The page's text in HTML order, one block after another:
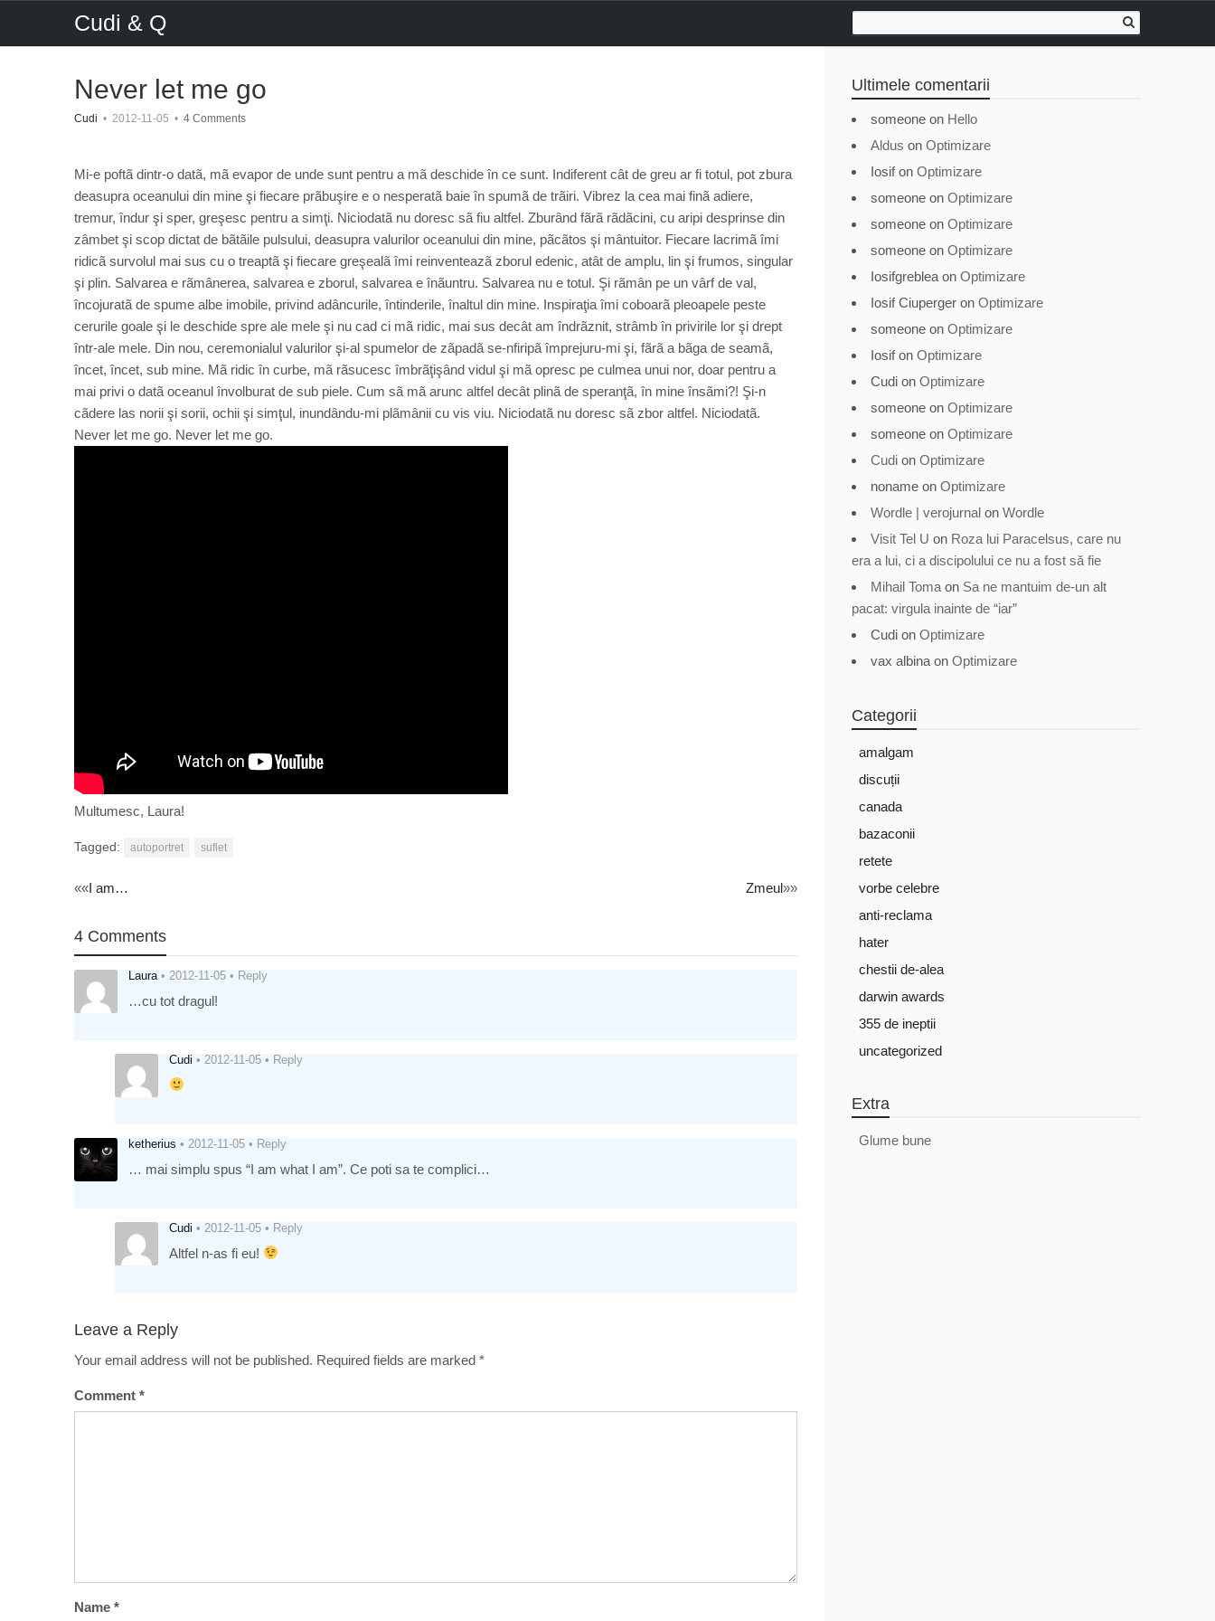
Cudi & Q
Never let me go
Cudi • 2012-11-05 • 4 Comments
Mi-e poftã dintr-o datã, mã evapor de unde sunt pentru a mã deschide în ce sunt. Indiferent cât de greu ar fi totul, pot zbura
deasupra oceanului din mine şi fiecare prãbuşire e o nesperatã baie în spumã de trãiri. Vibrez la cea mai finã adiere,
tremur, îndur şi sper, greşesc pentru a simţi. Niciodatã nu doresc sã fiu altfel. Zburând fãrã rãdãcini, cu aripi desprinse din
zâmbet şi scop dictat de bãtãile pulsului, deasupra valurilor oceanului din mine, pãcãtos şi mântuitor. Fiecare lacrimã îmi
ridicã survolul mai sus cu o treaptã şi fiecare greşealã îmi reinventeazã zborul edenic, atât de amplu, lin şi frumos, singular
şi plin. Salvarea e rãmânerea, salvarea e zborul, salvarea e înãuntru. Salvarea nu e totul. Şi rãmân pe un vârf de val,
încojuratã de spume albe imobile, privind adâncurile, întinderile, înaltul din mine. Inspiraţia îmi coboarã pleoapele peste
cerurile goale şi le deschide spre ale mele şi nu cad ci mã ridic, mai sus decât am îndrãznit, strâmb în privirile lor şi drept
într-ale mele. Din nou, ceremonialul valurilor şi-al spumelor de zãpadã se-nfiripã împrejuru-mi şi, fãrã a bãga de seamã,
încet, încet, sub mine. Mã ridic în curbe, mã rãsucesc îmbrãţişând vidul şi mã opresc pe culmea unui nor, doar pentru a
mai privi o datã oceanul învolburat de sub piele. Cum sã mã arunc altfel decât plinã de speranţã, în mine însãmi?! Şi-n
cãdere las norii şi sorii, ochii şi simţul, inundându-mi plãmânii cu vis viu. Niciodatã nu doresc sã zbor altfel. Niciodatã.
Never let me go. Never let me go.
Multumesc, Laura!
Tagged: autoportret suflet
Post
navigation
««I am… Zmeul»»
4 Comments
Laura • 2012-11-05 • Reply
…cu tot dragul!
Cudi • 2012-11-05 • Reply
ketherius • 2012-11-05 • Reply
… mai simplu spus “I am what I am”. Ce poti sa te complici…
Cudi • 2012-11-05 • Reply
Altfel n-as fi eu!
Leave a Reply
Your email address will not be published. Required fields are marked *
Comment *
Name *
Ultimele comentarii
someone on Hello
Aldus on Optimizare
Iosifon Optimizare
someone on Optimizare
someone on Optimizare
someone on Optimizare
Iosifgreblea on Optimizare
Iosif Ciuperger on Optimizare
someone on Optimizare
Iosifon Optimizare
Cudi on Optimizare
someone on Optimizare
someone on Optimizare
Cudi on Optimizare
noname on Optimizare
Wordle | verojurnal on Wordle
Visit Tel U on Roza lui Paracelsus, care nu
era a lui, ci a discipolului ce nu a fost să fie
Mihail Toma on Sa ne mantuim de-un alt
pacat: virgula inainte de “iar”
Cudi on Optimizare
vax albina on Optimizare
Categorii
amalgam
discuții
canada
bazaconii
retete
vorbe celebre
anti-reclama
hater
chestii de-alea
darwin awards
355 de ineptii
uncategorized
Extra
Glume bune